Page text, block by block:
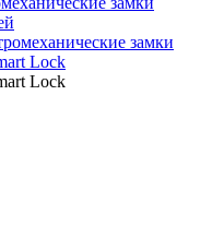
замки
Lock
Lock